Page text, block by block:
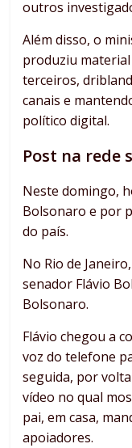
outros
Além disso, o
produziu
terceiros,
canais e
político digital.
Post na rede
Neste domingo,
Bolsonaro e por
do país.
No Rio de
senador Flávio
Bolsonaro.
Flávio chegou a
voz do telefone
seguida, por
vídeo no qual
pai, em casa,
apoiadores.